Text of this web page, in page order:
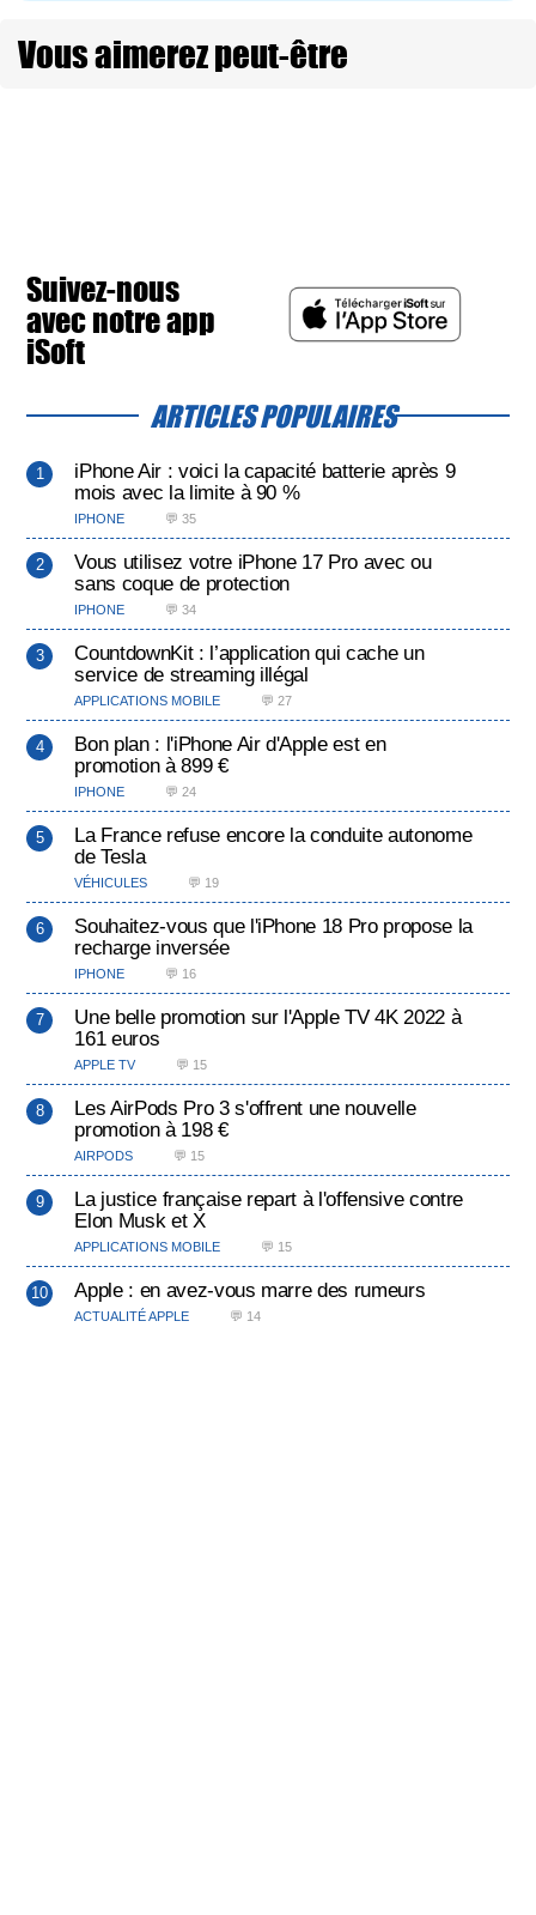
Vous aimerez peut-être
Suivez-nous
avec notre app
iSoft
ARTICLES POPULAIRES
iPhone Air : voici la capacité batterie après 9
mois avec la limite à 90 %
IPHONE 💬 35
Vous utilisez votre iPhone 17 Pro avec ou
sans coque de protection
IPHONE 💬 34
CountdownKit : l’application qui cache un
service de streaming illégal
APPLICATIONS MOBILE 💬 27
Bon plan : l'iPhone Air d'Apple est en
promotion à 899 €
IPHONE 💬 24
La France refuse encore la conduite autonome
de Tesla
VÉHICULES 💬 19
Souhaitez-vous que l'iPhone 18 Pro propose la
recharge inversée
IPHONE 💬 16
Une belle promotion sur l'Apple TV 4K 2022 à
161 euros
APPLE TV 💬 15
Les AirPods Pro 3 s'offrent une nouvelle
promotion à 198 €
AIRPODS 💬 15
La justice française repart à l'offensive contre
Elon Musk et X
APPLICATIONS MOBILE 💬 15
Apple : en avez-vous marre des rumeurs
ACTUALITÉ APPLE 💬 14